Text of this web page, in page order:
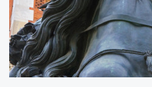
cantanti noto come «The
capitale inglese Marcella
studiare Fashion Design
Art; poi si è iscritta al
dove ha conosciuto le altre